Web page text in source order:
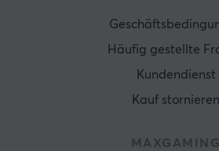
Häufig gestellte
Kundendienst
Kauf stornieren
MAXGAMING